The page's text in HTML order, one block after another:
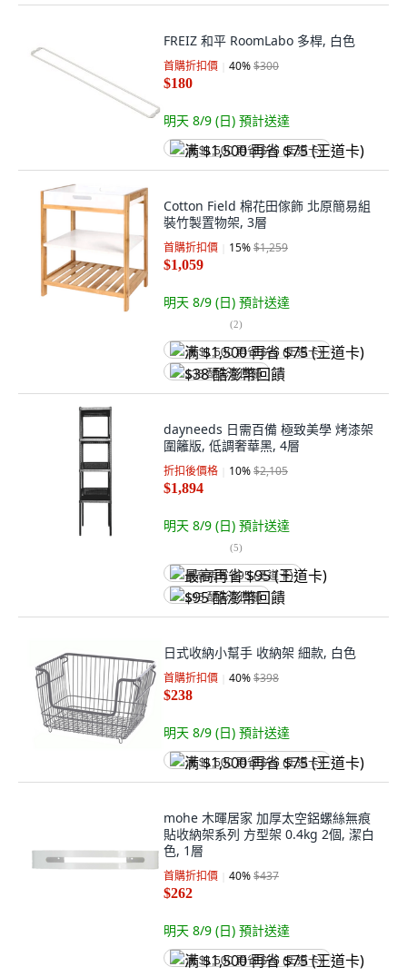
FREIZ 和平 RoomLabo 多桿, 白色
首購折扣價 40%$300
$180
明天 8/9 (日) 預計送達
满 $1,500 再省 $75 (王道卡)
Cotton Field 棉花田傢飾 北原簡易組
裝竹製置物架, 3層
首購折扣價 15%$1,259
$1,059
明天 8/9 (日) 預計送達
(2)
满 $1,500 再省 $75 (王道卡)
$38 酷澎幣回饋
dayneeds 日需百備 極致美學 烤漆架
圍籬版, 低調奢華黑, 4層
折扣後價格 10%$2,105
$1,894
明天 8/9 (日) 預計送達
(5)
最高再省 $95 (王道卡)
$95 酷澎幣回饋
日式收納小幫手 收納架 細款, 白色
首購折扣價 40%$398
$238
明天 8/9 (日) 預計送達
满 $1,500 再省 $75 (王道卡)
mohe 木暉居家 加厚太空鋁螺絲無痕
貼收納架系列 方型架 0.4kg 2個, 潔白
色, 1層
首購折扣價 40%$437
$262
明天 8/9 (日) 預計送達
满 $1,500 再省 $75 (王道卡)